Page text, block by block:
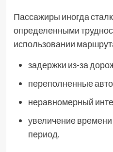
Пассажиры иногда
определенными
использовании
задержки из-за
переполненные
неравномерный
увеличение
период.